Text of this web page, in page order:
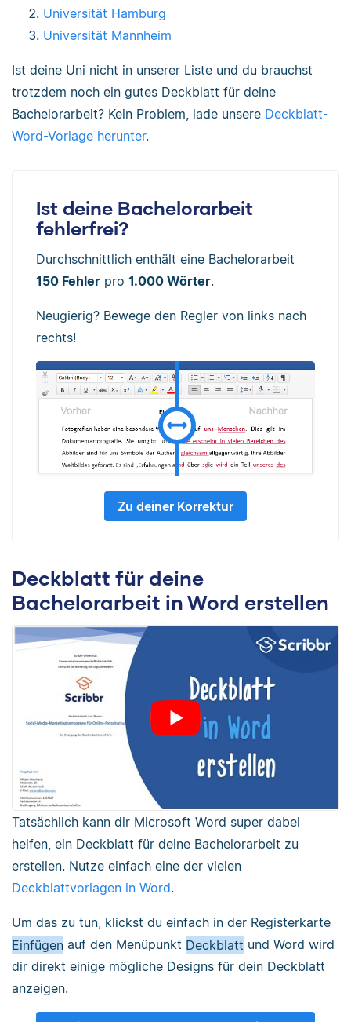
Universität Hamburg
Universität Mannheim
Ist deine Uni nicht in unserer Liste und du brauchst
trotzdem noch ein gutes Deckblatt für deine
Bachelorarbeit? Kein Problem, lade unsere Deckblatt-
Word-Vorlage herunter.
Ist deine Bachelorarbeit
fehlerfrei?
Durchschnittlich enthält eine Bachelorarbeit
150 Fehler pro 1.000 Wörter.
Neugierig? Bewege den Regler von links nach
rechts!
Zu deiner Korrektur
Deckblatt für deine
Bachelorarbeit in Word erstellen
Tatsächlich kann dir Microsoft Word super dabei
helfen, ein Deckblatt für deine Bachelorarbeit zu
erstellen. Nutze einfach eine der vielen
Deckblattvorlagen in Word.
Um das zu tun, klickst du einfach in der Registerkarte
Einfügen auf den Menüpunkt Deckblatt und Word wird
dir direkt einige mögliche Designs für dein Deckblatt
anzeigen.